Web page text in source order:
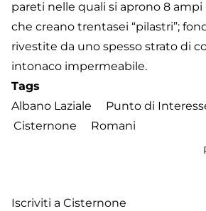
pareti nelle quali si aprono 8 ampi
che creano trentasei “pilastri”;
rivestite da uno spesso strato di
intonaco impermeabile.
Tags
Albano Laziale
Punto di
Cisternone
Romani
Iscriviti a Cisternone